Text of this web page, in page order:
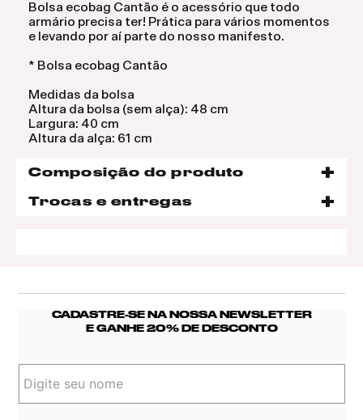
Bolsa ecobag Cantão é o acessório que todo
armário precisa ter! Prática para vários momentos
e levando por aí parte do nosso manifesto.
* Bolsa ecobag Cantão
Medidas da bolsa
Altura da bolsa (sem alça): 48 cm
Largura: 40 cm
Altura da alça: 61 cm
Composição do produto
Trocas e entregas
CADASTRE-SE NA NOSSA NEWSLETTER
E GANHE 20% DE DESCONTO